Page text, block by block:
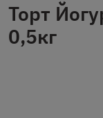
Торт
0,5кг